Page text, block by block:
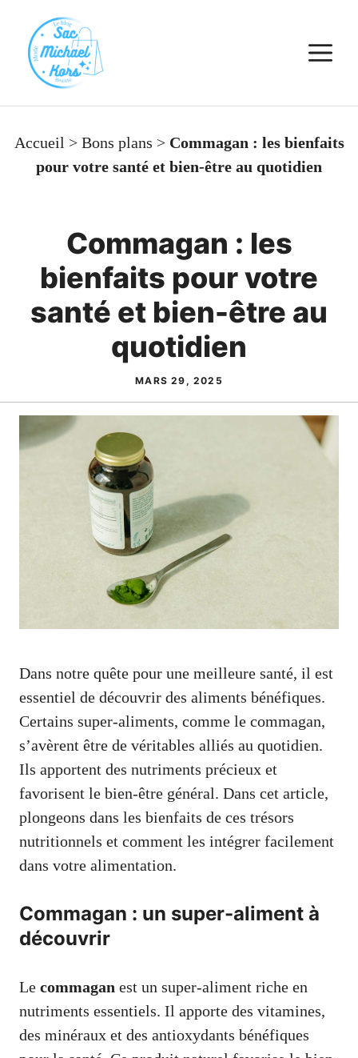
contenu
Accueil > Bons plans > Commagan : les bienfaits
pour votre santé et bien-être au quotidien
Commagan : les
bienfaits pour votre
santé et bien-être au
quotidien
MARS 29, 2025
Dans notre quête pour une meilleure santé, il est
essentiel de découvrir des aliments bénéfiques.
Certains super-aliments, comme le commagan,
s’avèrent être de véritables alliés au quotidien.
Ils apportent des nutriments précieux et
favorisent le bien-être général. Dans cet article,
plongeons dans les bienfaits de ces trésors
nutritionnels et comment les intégrer facilement
dans votre alimentation.
Commagan : un super-aliment à
découvrir
Le commagan est un super-aliment riche en
nutriments essentiels. Il apporte des vitamines,
des minéraux et des antioxydants bénéfiques